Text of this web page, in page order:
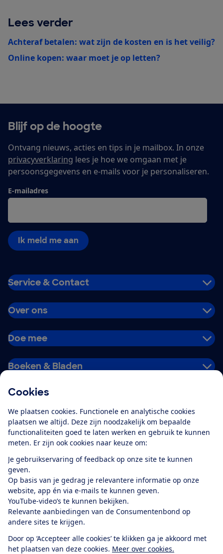
Cookies
We plaatsen cookies. Functionele en analytische cookies
plaatsen we altijd. Deze zijn noodzakelijk om bepaalde
functionaliteiten goed te laten werken en gebruik te kunnen
meten. Er zijn ook cookies naar keuze om:
Je gebruikservaring of feedback op onze site te kunnen
geven.
Op basis van je gedrag je relevantere informatie op onze
website, app én via e-mails te kunnen geven.
YouTube-video’s te kunnen bekijken.
Relevante aanbiedingen van de Consumentenbond op
andere sites te krijgen.
Door op ‘Accepteer alle cookies’ te klikken ga je akkoord met
het plaatsen van deze cookies. Meer over cookies.
Lees verder
Achteraf betalen: wat zijn de kosten en is het veilig?
Online kopen: waar moet je op letten?
Blijf op de hoogte
Ontvang nieuws, acties en tips in je mailbox. In onze
privacyverklaring lees je hoe we omgaan met je
persoonsgegevens en e-mails voor je personaliseren.
E-mailadres
Ik meld me aan
Service & Contact
Over ons
Doe mee
Boeken & Bladen
Alles over de
app
Algemene Voorwaarden
Privacyverklaring
Cookiebeleid
Privacyvoorkeuren
Toegankelijkheid
RSS-feed nieuws
Facebook
TwitterInstagram
YoutubeLinkedIn